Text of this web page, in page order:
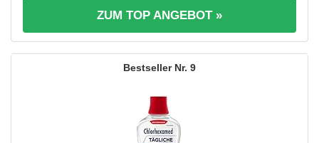
ZUM TOP ANGEBOT »
9